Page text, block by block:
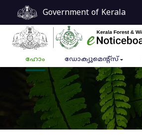
Government of Kerala
ഹോം ഡോക്യുമെൻ്റ്സ്